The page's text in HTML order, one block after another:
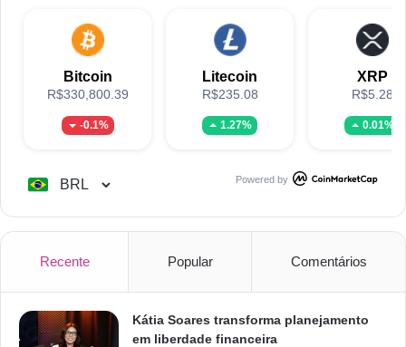
Bitcoin
R$330,800.39
-0.1%
Litecoin
R$235.08
1.27%
XRP
R$5.28
0.01%
Powered by
Recente Popular Comentários
Kátia Soares transforma planejamento
em liberdade financeira